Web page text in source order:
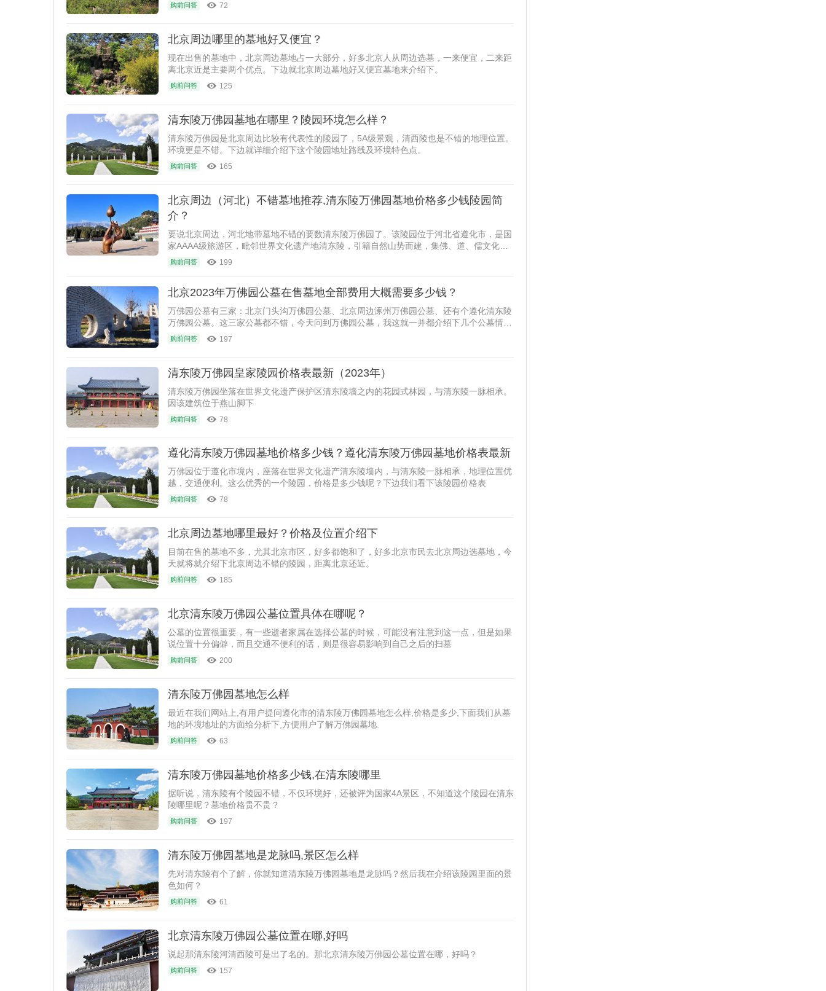
购前问答 72
北京周边哪里的墓地好又便宜？
现在出售的墓地中，北京周边墓地占一大部分，好多北京人从周边选墓，一来便宜，二来距
离北京近是主要两个优点。下边就北京周边墓地好又便宜墓地来介绍下。
购前问答 125
清东陵万佛园墓地在哪里？陵园环境怎么样？
清东陵万佛园是北京周边比较有代表性的陵园了，5A级景观，清西陵也是不错的地理位置。
环境更是不错。下边就详细介绍下这个陵园地址路线及环境特色点。
购前问答 165
北京周边（河北）不错墓地推荐,清东陵万佛园墓地价格多少钱陵园简
介？
要说北京周边，河北地带墓地不错的要数清东陵万佛园了。该陵园位于河北省遵化市，是国
家AAAA级旅游区，毗邻世界文化遗产地清东陵，引籍自然山势而建，集佛、道、儒文化于
一身。
购前问答 199
北京2023年万佛园公墓在售墓地全部费用大概需要多少钱？
万佛园公墓有三家：北京门头沟万佛园公墓、北京周边涿州万佛园公墓、还有个遵化清东陵
万佛园公墓。这三家公墓都不错，今天问到万佛园公墓，我这就一并都介绍下几个公墓情况
及
购前问答 197
清东陵万佛园皇家陵园价格表最新（2023年）
清东陵万佛园坐落在世界文化遗产保护区清东陵墙之内的花园式林园，与清东陵一脉相承。
因该建筑位于燕山脚下
购前问答 78
遵化清东陵万佛园墓地价格多少钱？遵化清东陵万佛园墓地价格表最新
万佛园位于遵化市境内，座落在世界文化遗产清东陵墙内，与清东陵一脉相承，地理位置优
越，交通便利。这么优秀的一个陵园，价格是多少钱呢？下边我们看下该陵园价格表
购前问答 78
北京周边墓地哪里最好？价格及位置介绍下
目前在售的墓地不多，尤其北京市区，好多都饱和了，好多北京市民去北京周边选墓地，今
天就将就介绍下北京周边不错的陵园，距离北京还近。
购前问答 185
北京清东陵万佛园公墓位置具体在哪呢？
公墓的位置很重要，有一些逝者家属在选择公墓的时候，可能没有注意到这一点，但是如果
说位置十分偏僻，而且交通不便利的话，则是很容易影响到自己之后的扫墓
购前问答 200
清东陵万佛园墓地怎么样
最近在我们网站上,有用户提问遵化市的清东陵万佛园墓地怎么样,价格是多少,下面我们从墓
地的环境地址的方面给分析下,方便用户了解万佛园墓地.
购前问答 63
清东陵万佛园墓地价格多少钱,在清东陵哪里
据听说，清东陵有个陵园不错，不仅环境好，还被评为国家4A景区，不知道这个陵园在清东
陵哪里呢？墓地价格贵不贵？
购前问答 197
清东陵万佛园墓地是龙脉吗,景区怎么样
先对清东陵有个了解，你就知道清东陵万佛园墓地是龙脉吗？然后我在介绍该陵园里面的景
色如何？
购前问答 61
北京清东陵万佛园公墓位置在哪,好吗
说起那清东陵河清西陵可是出了名的。那北京清东陵万佛园公墓位置在哪，好吗？
购前问答 157